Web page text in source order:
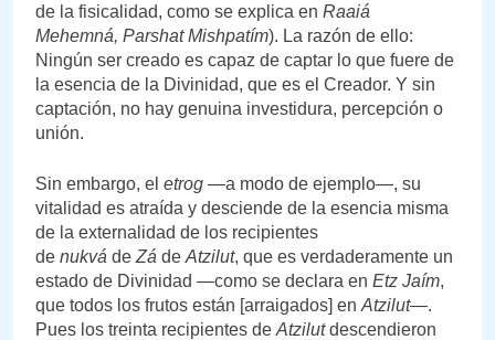
de la fisicalidad, como se explica en Raaiá
Mehemná, Parshat Mishpatím). La razón de ello:
Ningún ser creado es capaz de captar lo que fuere de
la esencia de la Divinidad, que es el Creador. Y sin
captación, no hay genuina investidura, percepción o
unión.
Sin embargo, el etrog —a modo de ejemplo—, su
vitalidad es atraída y desciende de la esencia misma
de la externalidad de los recipientes
de nukvá de Zá de Atzilut, que es verdaderamente un
estado de Divinidad —como se declara en Etz Jaím,
que todos los frutos están [arraigados] en Atzilut—.
Pues los treinta recipientes de Atzilutdescendieron